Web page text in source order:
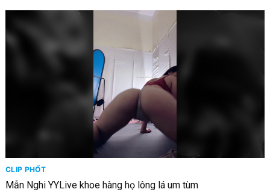
CLIP PHỐT
Mẫn Nghi YYLive khoe hàng họ lông lá um tùm